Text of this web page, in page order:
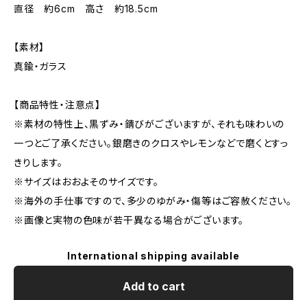
直径 約6cm 高さ 約18.5cm
【素材】
真鍮・ガラス
【商品特性・注意点】
※素材の特性上、黒ずみ・錆びがございますが、それも味わいの
一つとご了承ください。銀磨きのクロスやレモンなどで磨くとすっ
きりします。
※サイズはおおよそのサイズです。
※海外の手仕事ですので、多少のゆがみ・傷等はご容赦ください。
※画像と実物の色味が若干異なる場合がございます。
International shipping available
Add to cart